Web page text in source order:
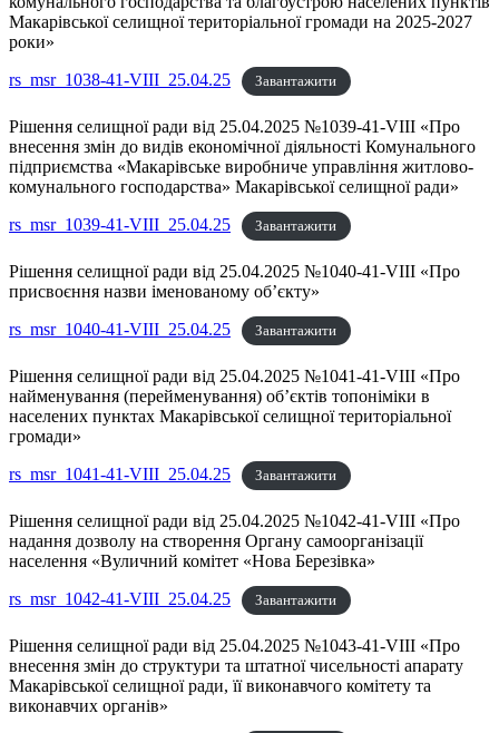
Макарівської селищної територіальної громади на 2025-2027
роки»
rs_msr_1038-41-VIII_25.04.25
Завантажити
Рішення селищної ради від 25.04.2025 №1039-41-VIII «Про
внесення змін до видів економічної діяльності Комунального
підприємства «Макарівське виробниче управління житлово-
комунального господарства» Макарівської селищної ради»
rs_msr_1039-41-VIII_25.04.25
Завантажити
Рішення селищної ради від 25.04.2025 №1040-41-VIII «Про
присвоєння назви іменованому об’єкту»
rs_msr_1040-41-VIII_25.04.25
Завантажити
Рішення селищної ради від 25.04.2025 №1041-41-VIII «Про
найменування (перейменування) об’єктів топоніміки в
населених пунктах Макарівської селищної територіальної
громади»
rs_msr_1041-41-VIII_25.04.25
Завантажити
Рішення селищної ради від 25.04.2025 №1042-41-VIII «Про
надання дозволу на створення Органу самоорганізації
населення «Вуличний комітет «Нова Березівка»
rs_msr_1042-41-VIII_25.04.25
Завантажити
Рішення селищної ради від 25.04.2025 №1043-41-VIII «Про
внесення змін до структури та штатної чисельності апарату
Макарівської селищної ради, її виконавчого комітету та
виконавчих органів»